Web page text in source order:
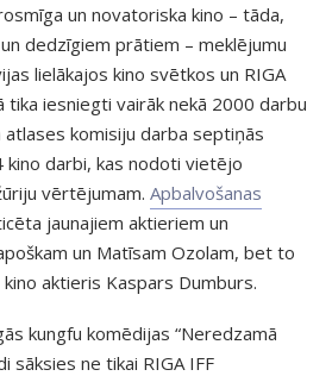
un novatoriska kino – tāda,
dedzīgiem prātiem – meklējumu
lielākajos kino svētkos un RIGA
tika iesniegti vairāk nekā 2000 darbu
komisiju darba septiņās
darbi, kas nodoti vietējo
vērtējumam. Apbalvošanas
jaunajiem aktieriem un
un Matīsam Ozolam, bet to
aktieris Kaspars Dumburs.
kungfu komēdijas “Neredzamā
sāksies ne tikai RIGA IFF